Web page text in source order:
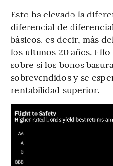
Esto ha elevado la
diferencial de
básicos, es decir, más
los últimos 20 años.
sobre si los bonos
sobrevendidos y se
rentabilidad superior.